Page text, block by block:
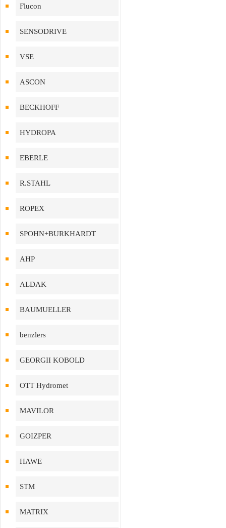
Flucon
SENSODRIVE
VSE
ASCON
BECKHOFF
HYDROPA
EBERLE
R.STAHL
ROPEX
SPOHN+BURKHARDT
AHP
ALDAK
BAUMUELLER
benzlers
GEORGII KOBOLD
OTT Hydromet
MAVILOR
GOIZPER
HAWE
STM
MATRIX